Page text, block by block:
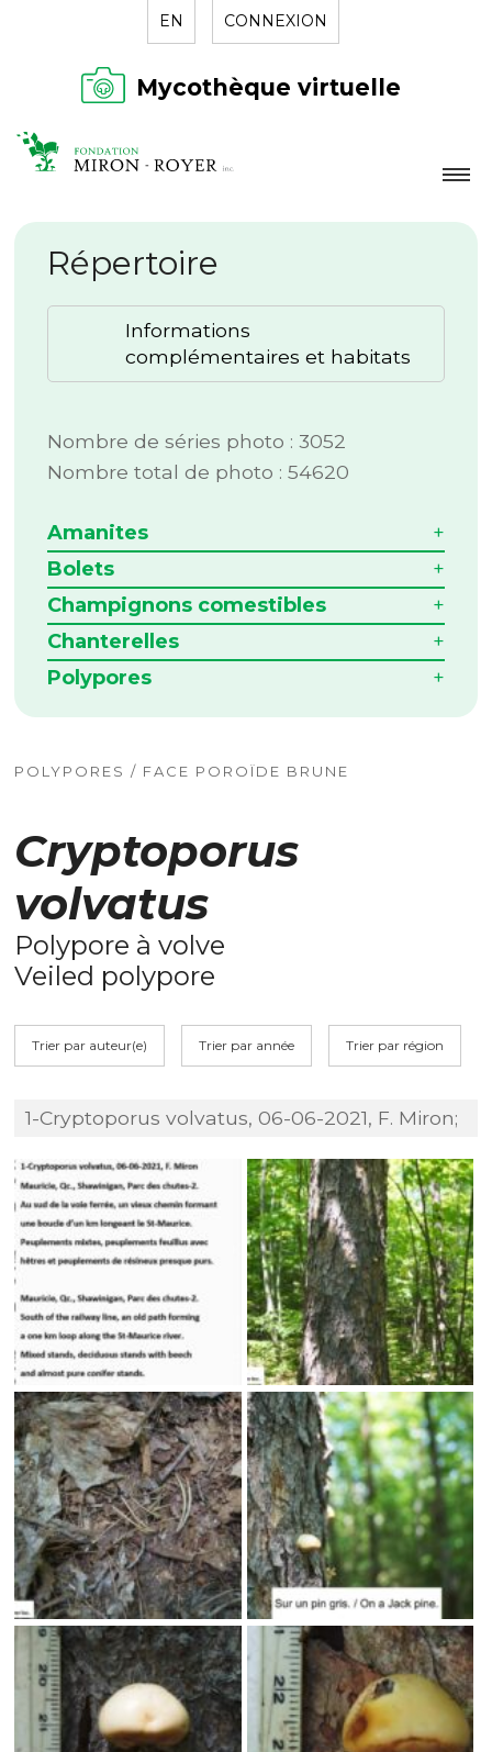
EN CONNEXION
Mycothèque virtuelle
LA FONDATION
NOUVELLES
RÉPERTOIRE
Répertoire
Informations
complémentaires et habitats
Nombre de séries photo : 3052
Nombre total de photo : 54620
Amanites
Bolets
Champignons comestibles
Chanterelles
Polypores
POLYPORES / FACE POROÏDE BRUNE
Cryptoporus
volvatus
Polypore à volve
Veiled polypore
Trier par auteur(e) Trier par année Trier par région
1-Cryptoporus volvatus, 06-06-2021, F. Miron;